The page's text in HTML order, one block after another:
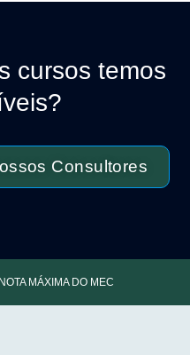
cursos temos
Consultores
NOTA MÁXIMA DO MEC